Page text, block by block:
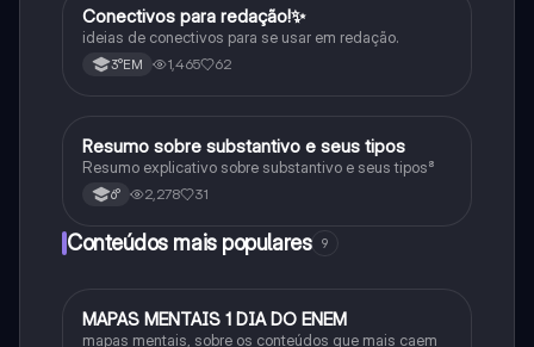
Português
Conectivos para redação!✨
ideias de conectivos para se usar em redação.
3°EM 1,465 62
Português
Resumo sobre substantivo e seus tipos
Resumo explicativo sobre substantivo e seus tipos⁸
6° 2,278 31
Conteúdos mais populares 9
Português
MAPAS MENTAIS 1 DIA DO ENEM
mapas mentais, sobre os conteúdos que mais caem